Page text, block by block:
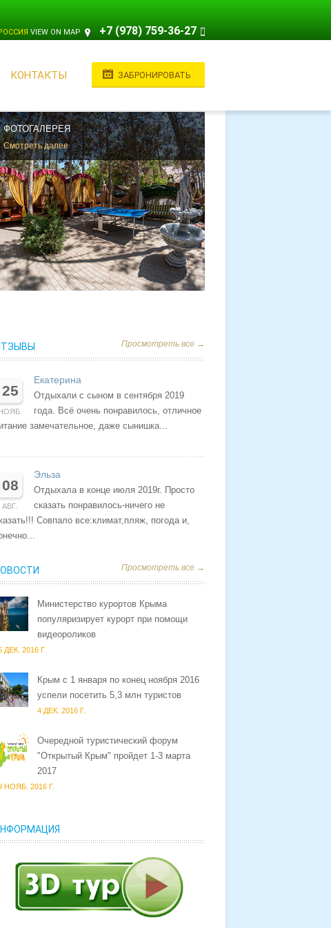
VIEW ON MAP +7 (978) 759-36-27
ЗАБРОНИРОВАТЬ
КОНТАКТЫ
ФОТОГАЛЕРЕЯ
Смотреть далее
Просмотреть все →
25
Екатерина
Отдыхали с сыном в сентября 2019
года. Всё очень понравилось, отличное
замечательное, даже сынишка...
08
АВГ.
Эльза
Отдыхала в конце июля 2019г. Просто
сказать понравилось-ничего не
Совпало все:климат,пляж, погода и,
Просмотреть все →
Министерство курортов Крыма
популяризирует курорт при помощи
видеороликов
ДЕК. 2016 Г.
Крым c 1 января по конец ноября 2016
успели посетить 5,3 млн туристов
4 ДЕК. 2016 Г.
Очередной туристический форум
"Открытый Крым" пройдет 1-3 марта
2017
НОЯБ. 2016 Г.